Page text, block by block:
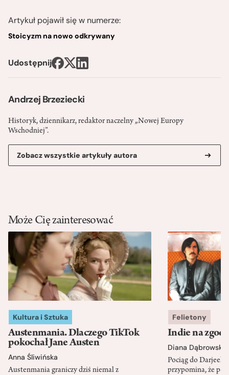
Andrzej Brzeziecki
Historyk, dziennikarz, redaktor naczelny „Nowej Europy
Wschodniej”.
Zobacz wszystkie artykuły autora
Artykuł pojawił się w numerze:
Stoicyzm na nowo odkrywany
Udostępnij
Może Cię zainteresować
Kultura i Sztuka
Austenmania. Dlaczego TikTok
pokochał Jane Austen
Anna Śliwińska
Austenmania graniczy dziś niemal z
Felietony
Indie na
Diana Dąbrowska
Pociąg do
przypomina, że